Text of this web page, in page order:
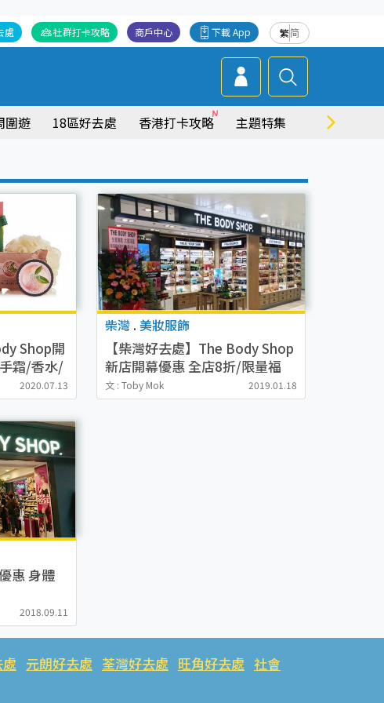
繁简
下載 App
商戶中心
社群打卡攻略
處
圍遊 18區好去處 香港打卡攻略 主題特集 商場情報
Shop開
霜/香水/
2020.07.13
柴灣 .美妝服飾
【柴灣好去處】The Body Shop
新店開幕優惠 全店8折/限量福
袋/精選產品優惠
文 : Toby Mok 2019.01.18
惠 身體
2018.09.11
元朗好去處 荃灣好去處 旺角好去處 社會